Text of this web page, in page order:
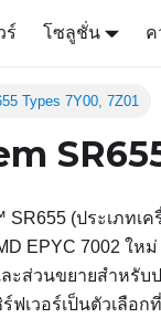
ร์ โซลูชั่น ค
Types 7Y00, 7Z01
SR655 (ประเภทเ
EPYC 7002 ใ
ะส่วนขยายสำหรับ
ฟเวอร์เป็นตัวเลือ